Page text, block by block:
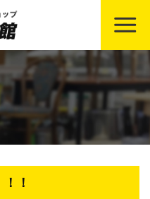
取のコツ
買取のコツ
場・高価買取のコツ
！